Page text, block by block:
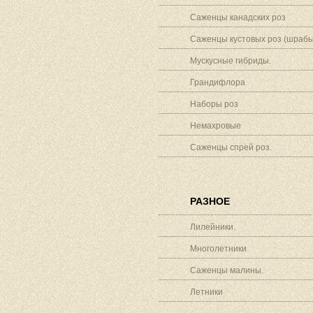
Саженцы канадских роз
Саженцы кустовых роз
Мускусные гибриды.
Грандифлора
Наборы роз
Немахровые
Саженцы спрей роз.
РАЗНОЕ
Лилейники.
Многолетники
Саженцы малины.
Летники